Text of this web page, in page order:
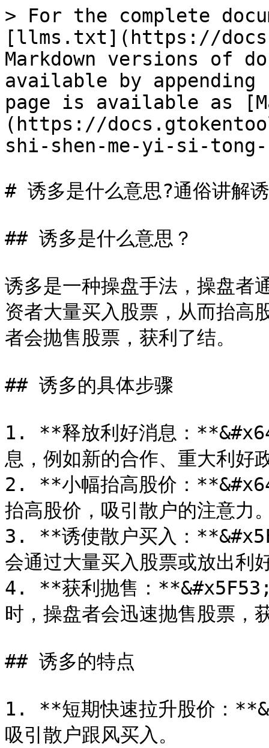
> For the complete
[llms.txt](https://
Markdown versions of
available by
page is available as
(https://
shi-shen-me-yi-si-
# 诱多是什么意思?通俗讲解
## 诱多是什么意思？
诱多是一种操盘手法，操盘者
资者大量买入股票，从而抬高
者会抛售股票，获利了结。
## 诱多的具体步骤
1. **释放利好消息：
息，例如新的合作、重大利好
2. **小幅抬高股价：
抬高股价，吸引散户的注意力
3. **诱使散户买入：
会通过大量买入股票或放出利
4. **获利抛售：**&#x5F53;
时，操盘者会迅速抛售股票，
## 诱多的特点
1. **短期快速拉升股价：
吸引散户跟风买入。